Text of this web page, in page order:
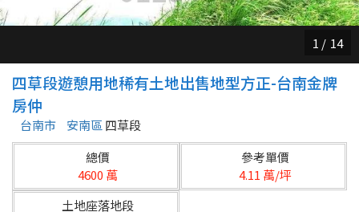
2026 高雄降價好屋限量釋出
縣市
台北市
基隆市
新北市
區域
四草段遊憩用地稀有土地出售地型方正-台南金牌
房仲
台南市 安南區 四草段
總價
4600 萬
參考單價
4.11 萬/坪
土地座落地段